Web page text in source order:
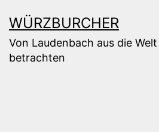
Inhalt
springen
WÜRZBURCHER
Von Laudenbach aus die Welt
betrachten